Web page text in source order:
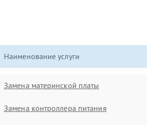
Наименование услуги
Замена материнской платы
Замена контроллера питания